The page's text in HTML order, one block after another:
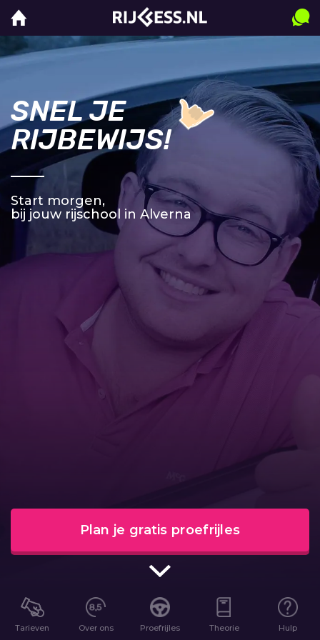
SNEL JE
RIJBEWIJS!
Start morgen,
bij jouw rijschool in Alverna
Plan je gratis proefrijles
Tarieven Over ons Proefrijles Theorie Hulp